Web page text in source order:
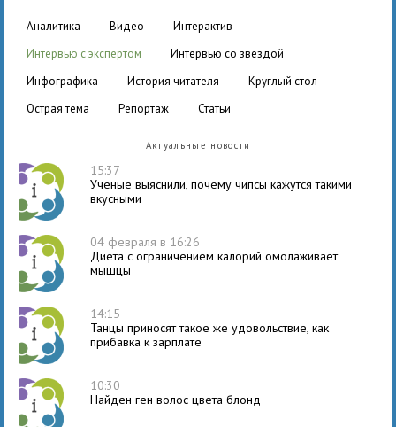
аналитика видео
интерактив
интервью с экспертом
интервью со звездой
инфографика
история читателя
круглый стол
острая тема
репортаж статьи
Актуальные новости
15:37
Ученые выяснили, почему чипсы кажутся такими
вкусными
04 февраля в 16:26
Диета с ограничением калорий омолаживает
мышцы
14:15
Танцы приносят такое же удовольствие, как
прибавка к зарплате
10:30
Найден ген волос цвета блонд